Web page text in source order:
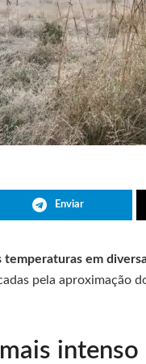
Enviar
temperaturas em
pela aproximação